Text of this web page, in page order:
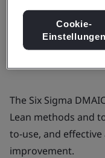
View dates
The Six Sigma
Lean methods and
to-use, and
improvement.
Cookie-
Einstellungen